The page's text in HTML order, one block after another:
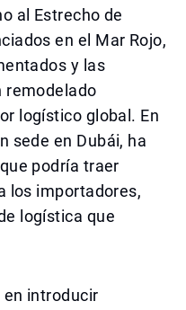
al Estrecho de
en el Mar Rojo,
y las
remodelado
logístico global. En
sede en Dubái, ha
podría traer
los importadores,
logística que
en introducir